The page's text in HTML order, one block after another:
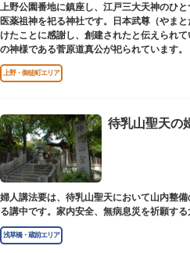
また、お山開き特別授与品の授与もありま
なども要チェックです。
上野公園番地に鎮座し、江戸三大天神のひと
医薬祖神を祀る神社です。日本武尊（やま
けたことに感謝し、創建されたと伝えられ
の神様である菅原道真公が祀られています。
五條天神社大祭は、毎年5月25日に行われ、
輿といわれる大神輿と鳳輦（ほうれん）行列
触れに続き、猿田彦、巫女、供奉員ら鳳輦
に広がります。上野公園から上野広小路一
は、圧巻です。神賑行事は毎年行われ、町
舞・奉納弓道大会・奉納太鼓が行われ、多く
上野・御徒町エリア
待乳山聖天の
婦人講法要は、待乳山聖天において山内整
る講中です。家内安全、無病息災を祈願する
浅草橋・蔵前エリア